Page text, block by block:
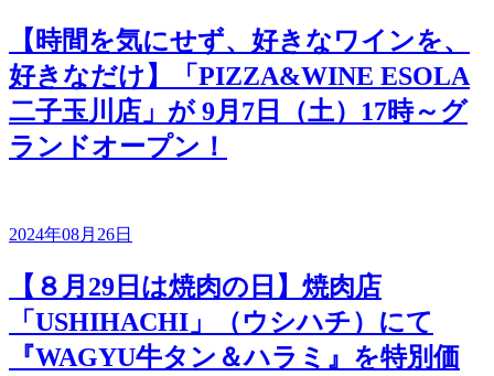
【時間を気にせず、好きなワインを、
好きなだけ】「PIZZA&WINE ESOLA
二子玉川店」が 9月7日（土）17時～グ
ランドオープン！
2024年08月26日
【８月29日は焼肉の日】焼肉店
「USHIHACHI」（ウシハチ）にて
『WAGYU牛タン＆ハラミ』を特別価